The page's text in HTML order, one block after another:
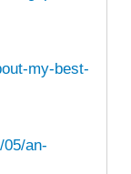
my-best-
an-